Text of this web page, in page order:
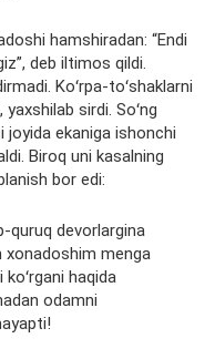
hamshiradan: “Endi
deb iltimos qildi.
Koʻrpa-toʻshaklarni
yaxshilab sirdi. Soʻng
joyida ekaniga ishonchi
Biroq uni kasalning
bor edi:
quruq devorlargina
xonadoshim menga
koʻrgani haqida
odamni